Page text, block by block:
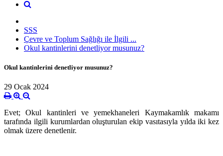
SSS
Çevre ve Toplum Sağlığı ile İlgili ...
Okul kantinlerini denetliyor musunuz?
Okul kantinlerini denetliyor musunuz?
29 Ocak 2024
Evet; Okul kantinleri ve yemekhaneleri Kaymakamlık makamı
tarafında ilgili kurumlardan oluşturulan ekip vasıtasıyla yılda iki kez
olmak üzere denetlenir.